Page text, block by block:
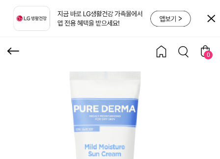
0
드 모이스처 선크림 50ML